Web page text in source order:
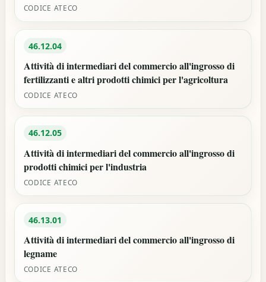
CODICE ATECO
46.12.04
Attività di intermediari del commercio all'ingrosso di
fertilizzanti e altri prodotti chimici per l'agricoltura
CODICE ATECO
46.12.05
Attività di intermediari del commercio all'ingrosso di
prodotti chimici per l'industria
CODICE ATECO
46.13.01
Attività di intermediari del commercio all'ingrosso di
legname
CODICE ATECO